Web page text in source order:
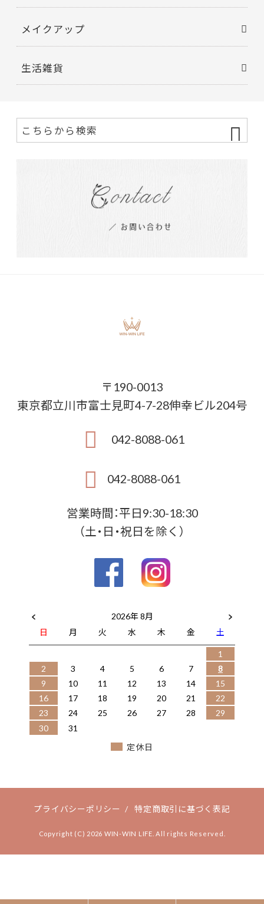
メイクアップ
生活雑貨
〒190-0013
東京都立川市富士見町4-7-28伸幸ビル204号
042-8088-061
042-8088-061
営業時間：平日9:30-18:30
（土・日・祝日を除く）
2026年 8月
日
月 火 水 木 金
土
1
2
3 4 5 6 7
8
9
10 11 12 13 14
15
16
17 18 19 20 21
22
23
24 25 26 27 28
29
30
31
定休日
プライバシーポリシー / 特定商取引に基づく表記
Copyright (C) 2026 WIN-WIN LIFE. All rights Reserved.